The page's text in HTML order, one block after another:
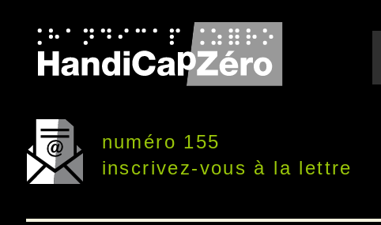
numéro 155
inscrivez-vous à la lettre